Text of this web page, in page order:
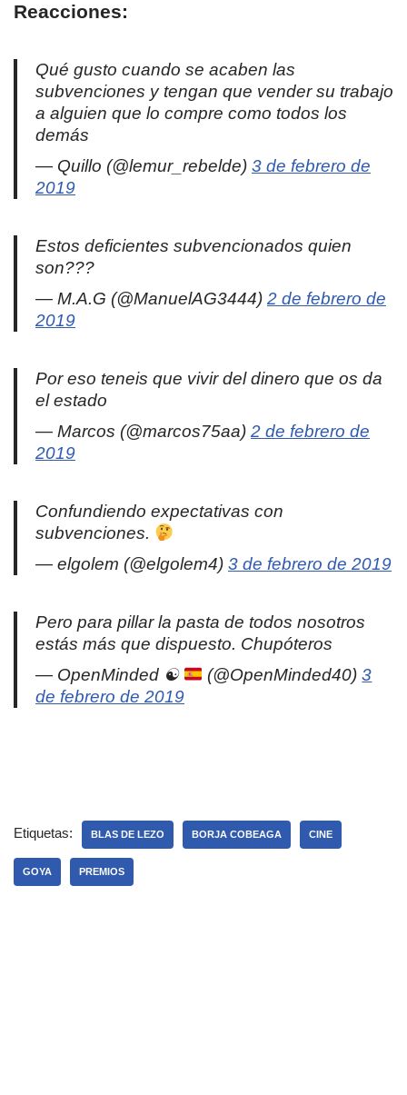
Reacciones:
Qué gusto cuando se acaben las
subvenciones y tengan que vender su trabajo
a alguien que lo compre como todos los
demás
— Quillo (@lemur_rebelde) 3 de febrero de
2019
Estos deficientes subvencionados quien
son???
— M.A.G (@ManuelAG3444) 2 de febrero de
2019
Por eso teneis que vivir del dinero que os da
el estado
— Marcos (@marcos75aa) 2 de febrero de
2019
Confundiendo expectativas con
subvenciones.
— elgolem (@elgolem4) 3 de febrero de 2019
Pero para pillar la pasta de todos nosotros
estás más que dispuesto. Chupóteros
— OpenMinded ☯
(@OpenMinded40)3
de febrero de 2019
Etiquetas: BLAS DE LEZO BORJA COBEAGA CINE
GOYA PREMIOS